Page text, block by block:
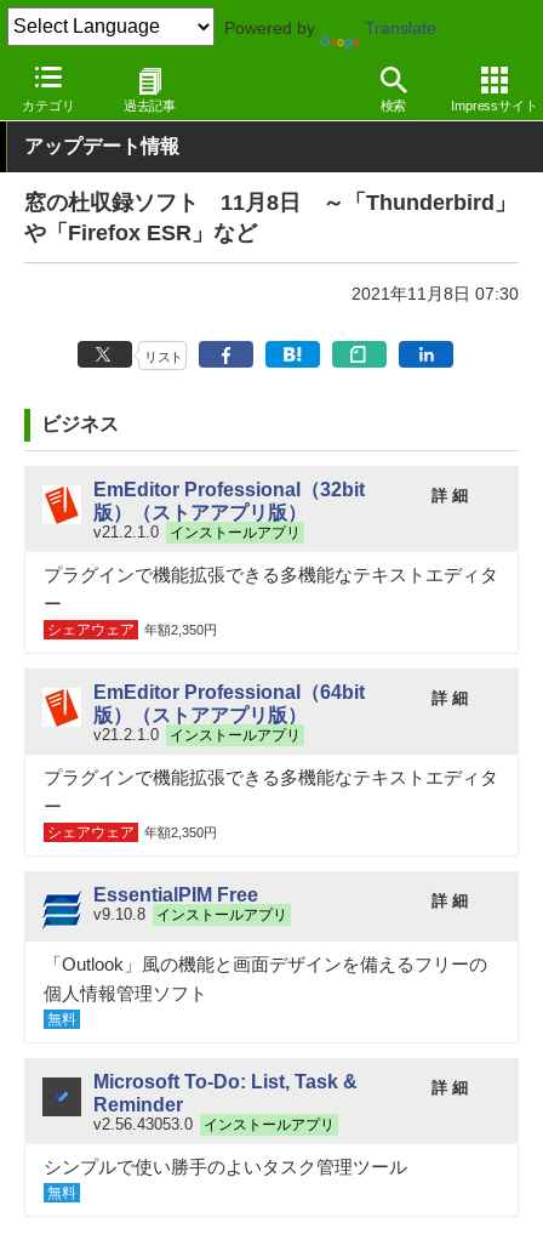
Powered by Translate
カテゴリ 過去記事 検索 Impressサイト
窓の杜 その他の話題 アップデート
アップデート情報
窓の杜収録ソフト 11月8日 ～「Thunderbird」
や「Firefox ESR」など
2021年11月8日 07:30
リスト
ビジネス
EmEditor Professional（32bit
版）（ストアアプリ版）
v21.2.1.0 インストールアプリ
詳 細
プラグインで機能拡張できる多機能なテキストエディタ
ー
シェアウェア 年額2,350円
EmEditor Professional（64bit
版）（ストアアプリ版）
v21.2.1.0 インストールアプリ
詳 細
プラグインで機能拡張できる多機能なテキストエディタ
ー
シェアウェア 年額2,350円
EssentialPIM Free
v9.10.8 インストールアプリ
詳 細
「Outlook」風の機能と画面デザインを備えるフリーの
個人情報管理ソフト
無料
Microsoft To-Do: List, Task &
Reminder
v2.56.43053.0 インストールアプリ
詳 細
シンプルで使い勝手のよいタスク管理ツール
無料